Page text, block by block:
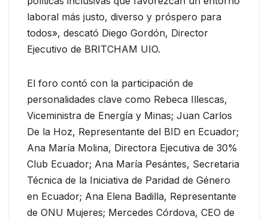
laboral más justo, diverso y próspero para
todos», descató Diego Gordón, Director
Ejecutivo de BRITCHAM UIO.
El foro contó con la participación de
personalidades clave como Rebeca Illescas,
Viceministra de Energía y Minas; Juan Carlos
De la Hoz, Representante del BID en Ecuador;
Ana María Molina, Directora Ejecutiva de 30%
Club Ecuador; Ana María Pesántes, Secretaria
Técnica de la Iniciativa de Paridad de Género
en Ecuador; Ana Elena Badilla, Representante
de ONU Mujeres; Mercedes Córdova, CEO de